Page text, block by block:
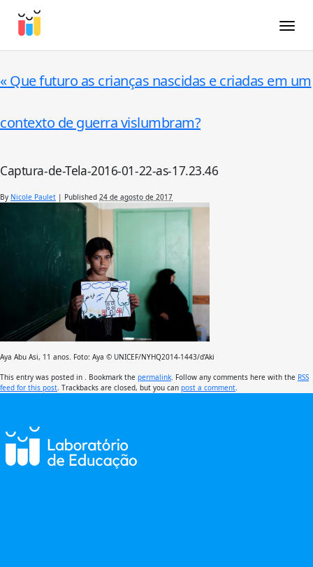
«Que futuro as crianças nascidas e criadas em um
contexto de guerra vislumbram?
Captura-de-Tela-2016-01-22-as-17.23.46
By Nicole Paulet | Published 24 de agosto de 2017
Aya Abu Asi, 11 anos. Foto: Aya © UNICEF/NYHQ2014-1443/d’Aki
This entry was posted in . Bookmark the permalink . Follow any comments here with the RSS
feed for this post . Trackbacks are closed, but you can post a comment